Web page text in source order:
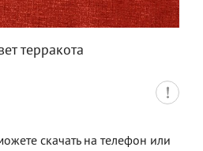
терракота
скачать на телефон или